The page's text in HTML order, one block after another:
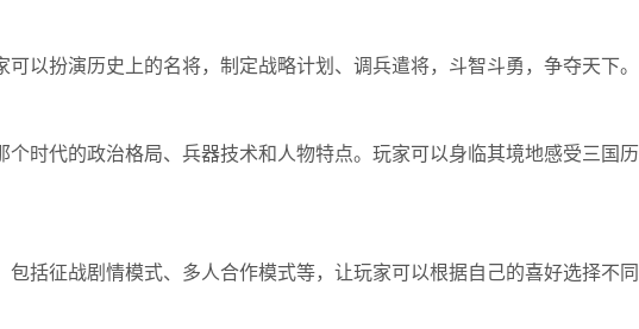
以扮演历史上的名将，制定战略计划、调兵遣将，斗智斗勇，争夺天下。
个时代的政治格局、兵器技术和人物特点。玩家可以身临其境地感受三国历
括征战剧情模式、多人合作模式等，让玩家可以根据自己的喜好选择不同